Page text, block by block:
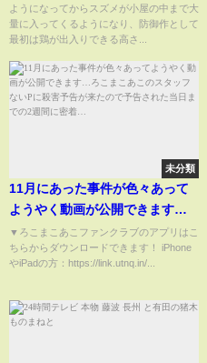
ようになってからスズメが小屋の中まで大
量に入ってくるようになり、防御作として
最初は鶏が出入りできる高さ...
未分類
11月にあった事件が色々あって
ようやく動画が公開できます…
ろこまこあこのスタッフないPに
殺害予告が来たので予告された
当日までの2週間に密着…
▼ろこまこあこファンクラブのアプリはこ
ちらからダウンロードできます！ iPhone
やiPadの方：https://link.utnq.in/...